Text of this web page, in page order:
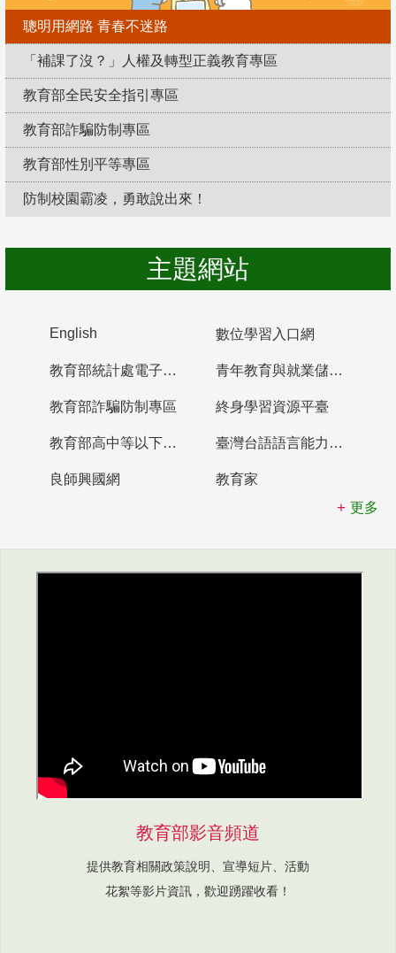
聰明用網路 青春不迷路
「補課了沒？」人權及轉型正義教育專區
教育部全民安全指引專區
教育部詐騙防制專區
教育部性別平等專區
防制校園霸凌，勇敢說出來！
主題網站
English 數位學習入口網
教育部統計處電子書櫃 青年教育與就業儲蓄帳戶
教育部詐騙防制專區 終身學習資源平臺
教育部高中等以下學校及幼兒園教師資格檢定考試 臺灣台語語言能力認證網站
良師興國網
教育家
更多
教育部影音頻道
提供教育相關政策說明、宣導短片、活動
花絮等影片資訊，歡迎踴躍收看！